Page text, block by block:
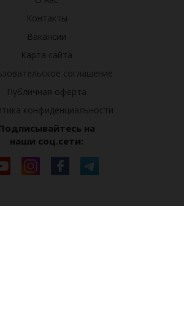
Контакты
Вакансии
Карта сайта
соглашение
Публичная оферта
конфиденциальности
на
наши соц.сети: